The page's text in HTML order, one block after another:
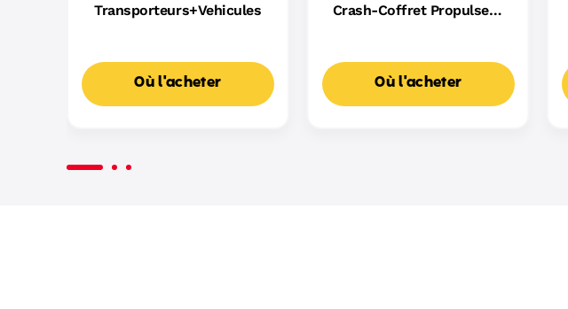
Transporteurs+Vehicules
Où l'acheter
Crash-Coffret Propulseur
Où l'acheter